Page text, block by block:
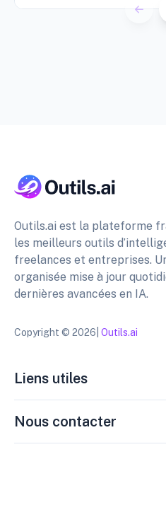
Outils.ai est la plateforme
les meilleurs outils
freelances et entreprises.
organisée mise à jour
dernières avancées en IA.
Copyright © 2026| Outils.ai
Liens utiles
Nous contacter